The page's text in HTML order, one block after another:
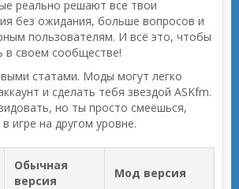
реально решают все твои
без ожидания, больше вопросов и
пользователям. И всё это, чтобы
в своем сообществе!
статами. Моды могут легко
и сделать тебя звездой ASKfm.
но ты просто смеёшься,
игре на другом уровне.
Обычная
версия
Мод версия